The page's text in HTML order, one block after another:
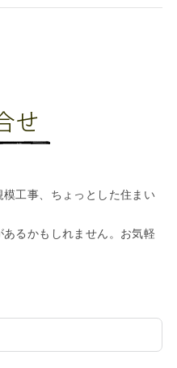
工事、ちょっとした住まい
るかもしれません。お気軽